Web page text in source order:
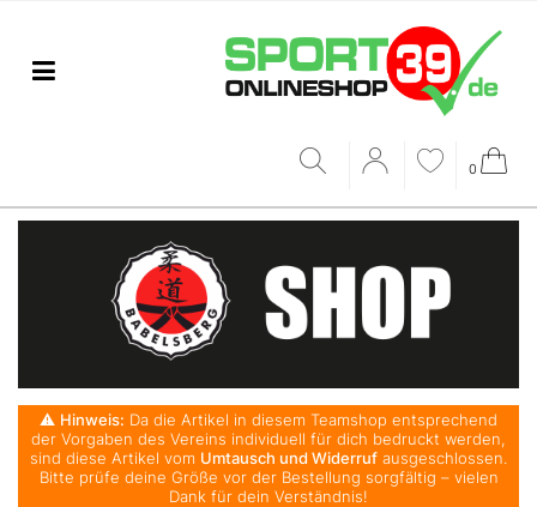
0
⚠️ Hinweis: Da die Artikel in diesem Teamshop entsprechend
der Vorgaben des Vereins individuell für dich bedruckt werden,
sind diese Artikel vom Umtausch und Widerruf ausgeschlossen.
Bitte prüfe deine Größe vor der Bestellung sorgfältig – vielen
Dank für dein Verständnis!